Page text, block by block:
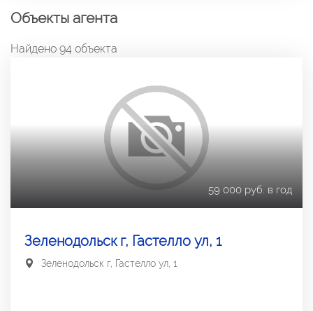
Объекты агента
Найдено 94 объекта
59 000 руб. в год
Зеленодольск г, Гастелло ул, 1
Зеленодольск г, Гастелло ул, 1